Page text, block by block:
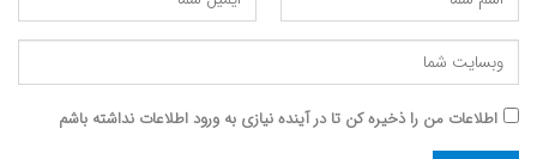
اطلاعات من را ذخیره کن تا در آینده نیازی به ورود اطلاعات نداشته باشم